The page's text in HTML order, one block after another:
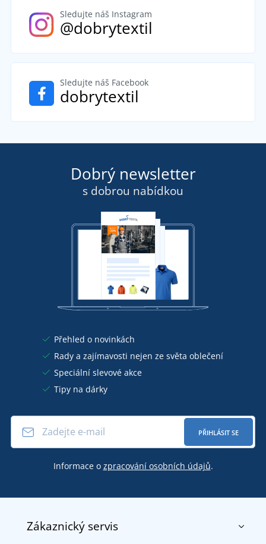
Sledujte náš Instagram
@dobrytextil
Sledujte náš Facebook
dobrytextil
Dobrý newsletter
s dobrou nabídkou
Přehled o novinkách
Rady a zajímavosti nejen ze světa oblečení
Speciální slevové akce
Tipy na dárky
PŘIHLÁSIT SE
Informace o zpracování osobních údajů.
Zákaznický servis